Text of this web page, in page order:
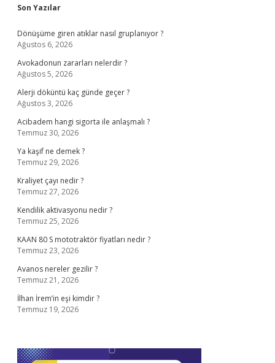
Sidebar
Son Yazılar
Dönüşüme giren atıklar nasıl gruplanıyor ?
Ağustos 6, 2026
Avokadonun zararları nelerdir ?
Ağustos 5, 2026
Alerji döküntü kaç günde geçer ?
Ağustos 3, 2026
Acibadem hangi sigorta ile anlaşmalı ?
Temmuz 30, 2026
Ya kaşif ne demek ?
Temmuz 29, 2026
Kraliyet çayı nedir ?
Temmuz 27, 2026
Kendilik aktivasyonu nedir ?
Temmuz 25, 2026
KAAN 80 S mototraktör fiyatları nedir ?
Temmuz 23, 2026
Avanos nereler gezilir ?
Temmuz 21, 2026
İlhan İrem’in eşi kimdir ?
Temmuz 19, 2026